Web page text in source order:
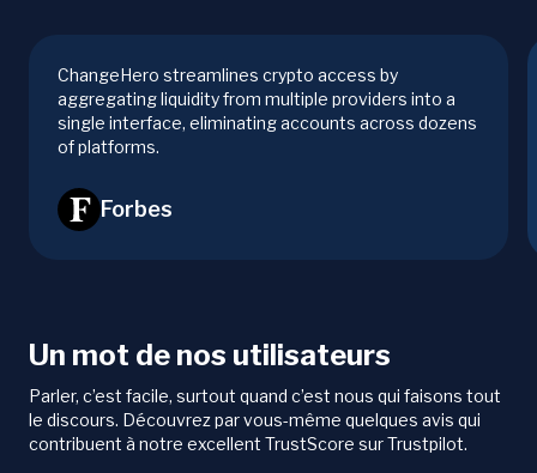
ChangeHero streamlines crypto access by
aggregating liquidity from multiple providers into a
single interface, eliminating accounts across dozens
of platforms.
Forbes
Un mot de nos utilisateurs
Parler, c’est facile, surtout quand c’est nous qui faisons tout
le discours. Découvrez par vous-même quelques avis qui
contribuent à notre excellent TrustScore sur Trustpilot.